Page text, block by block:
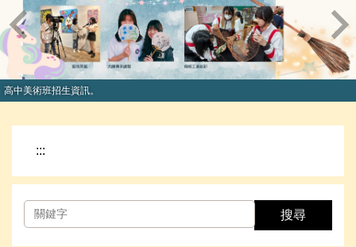
高中美術班招生資訊。
:::
搜尋